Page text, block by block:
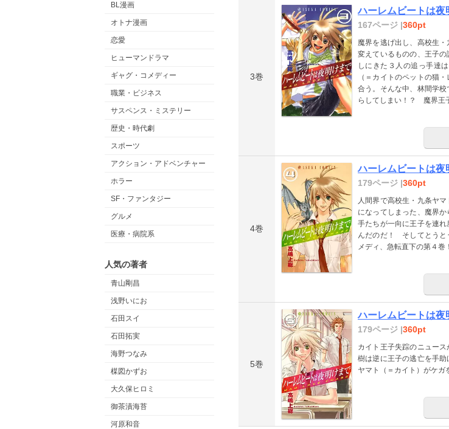
BL漫画
オトナ漫画
恋愛
ヒューマンドラマ
ギャグ・コメディー
職業・ビジネス
サスペンス・ミステリー
歴史・時代劇
スポーツ
アクション・アドベンチャー
ホラー
SF・ファンタジー
グルメ
医療・病院系
人気の著者
青山剛昌
浅野いにお
石田スイ
石田拓実
海野つなみ
楳図かずお
大久保ヒロミ
御茶漬海苔
河原和音
3巻
ハーレムビートは夜
167ページ |360pt
魔界を逃げ出し、高校生
変えているものの、王子
しにきた３人の追っ手達
（＝カイトのペットの猫
合う。そんな中、林間学
らしてしまい！？ 魔界王
4巻
ハーレムビートは夜
179ページ |360pt
人間界で高校生・九条ヤ
になってしまった、魔界
手たちが一向に王子を連
んだのだ！ そしてとう
メディ、急転直下の第４巻
5巻
ハーレムビートは夜
179ページ |360pt
カイト王子失踪のニュー
樹は逆に王子の逃亡を手
ヤマト（＝カイト）がケ